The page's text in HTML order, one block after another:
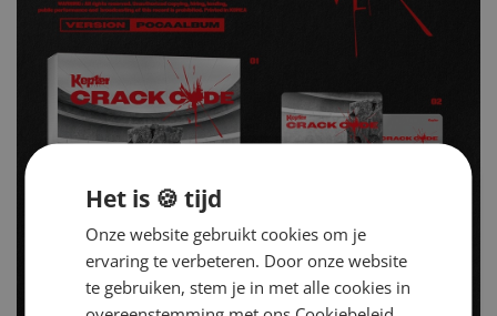
Het is 🍪 tijd
Onze website gebruikt cookies om je
ervaring te verbeteren. Door onze website
te gebruiken, stem je in met alle cookies in